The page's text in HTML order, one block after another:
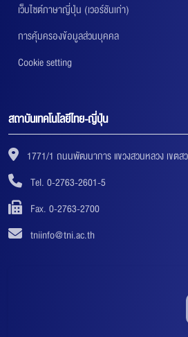
เว็บไซต์ภาษาญี่ปุ่น (เวอร์ชันเก่า)
การคุ้มครองข้อมูลส่วนบุคคล
Cookie setting
สถาบันเทคโนโลยีไทย-ญี่ปุ่น
1771/1 ถนนพัฒนาการ แขวงสวนหลวง เขตส
Tel. 0-2763-2601-5
Fax. 0-2763-2700
tniinfo@tni.ac.th